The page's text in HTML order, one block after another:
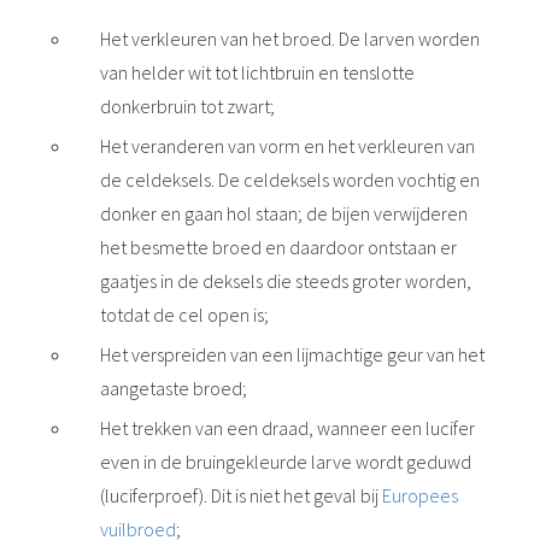
Het verkleuren van het broed. De larven worden
van helder wit tot lichtbruin en tenslotte
donkerbruin tot zwart;
Het veranderen van vorm en het verkleuren van
de celdeksels. De celdeksels worden vochtig en
donker en gaan hol staan; de bijen verwijderen
het besmette broed en daardoor ontstaan er
gaatjes in de deksels die steeds groter worden,
totdat de cel open is;
Het verspreiden van een lijmachtige geur van het
aangetaste broed;
Het trekken van een draad, wanneer een lucifer
even in de bruingekleurde larve wordt geduwd
(luciferproef). Dit is niet het geval bij Europees
vuilbroed;